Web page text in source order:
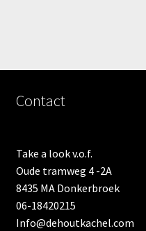
Contact
Take a look v.o.f.
Oude tramweg 4 -2A
8435 MA Donkerbroek
06-18420215
Info@dehoutkachel.com